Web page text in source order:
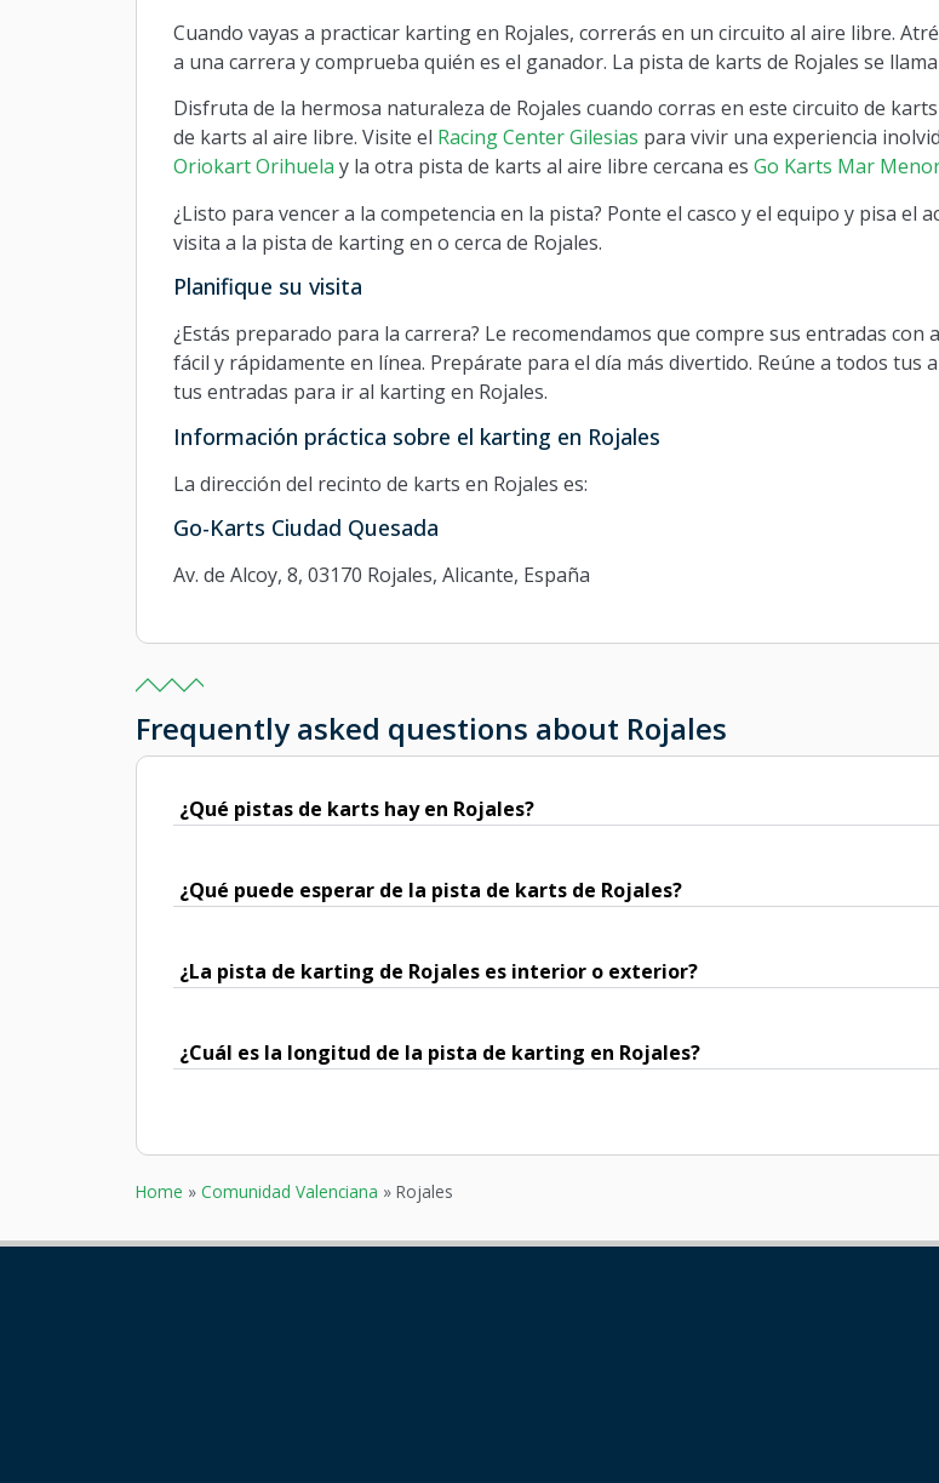
Cuando vayas a practicar karting en Rojales, correrás en un circuito al aire libre.
a una carrera y comprueba quién es el ganador. La pista de karts de Rojales se llama
Disfruta de la hermosa naturaleza de Rojales cuando corras en este circuito de
de karts al aire libre. Visite el Racing Center Gilesias para vivir una experiencia
Oriokart Orihuela y la otra pista de karts al aire libre cercana es Go Karts Mar
¿Listo para vencer a la competencia en la pista? Ponte el casco y el equipo y pisa el
visita a la pista de karting en o cerca de Rojales.
Planifique su visita
¿Estás preparado para la carrera? Le recomendamos que compre sus entradas
fácil y rápidamente en línea. Prepárate para el día más divertido. Reúne a todos
tus entradas para ir al karting en Rojales.
Información práctica sobre el karting en Rojales
La dirección del recinto de karts en Rojales es:
Go-Karts Ciudad Quesada
Av. de Alcoy, 8, 03170 Rojales, Alicante, España
Frequently asked questions about Rojales
¿Qué pistas de karts hay en Rojales?
¿Qué puede esperar de la pista de karts de Rojales?
¿La pista de karting de Rojales es interior o exterior?
¿Cuál es la longitud de la pista de karting en Rojales?
Home » Comunidad Valenciana » Rojales